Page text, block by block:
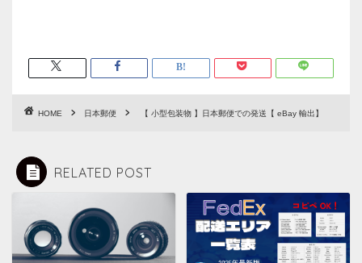
HOME 日本郵便 【 小型包装物 】日本郵便での発送【 eBay 輸出】
RELATED POST